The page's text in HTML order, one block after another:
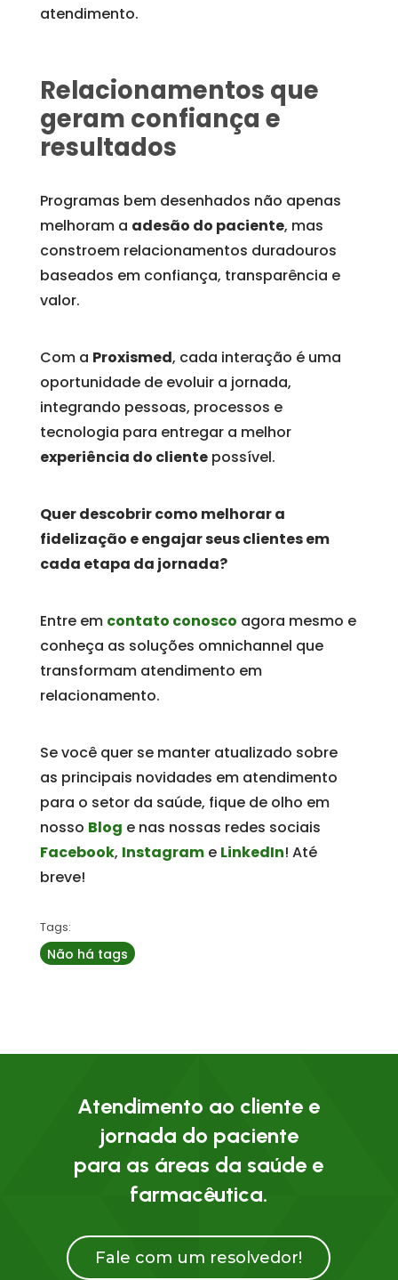
atendimento.
Relacionamentos que
geram confiança e
resultados
Programas bem desenhados não apenas
melhoram a adesão do paciente, mas
constroem relacionamentos duradouros
baseados em confiança, transparência e
valor.
Com a Proxismed, cada interação é uma
oportunidade de evoluir a jornada,
integrando pessoas, processos e
tecnologia para entregar a melhor
experiência do clientepossível.
Quer descobrir como melhorar a
fidelização e engajar seus clientes em
cada etapa da jornada?
Entre em contato conosco agora mesmo e
conheça as soluções omnichannel que
transformam atendimento em
relacionamento.
Se você quer se manter atualizado sobre
as principais novidades em atendimento
para o setor da saúde, fique de olho em
nosso Blog e nas nossas redes sociais
Facebook, Instagrame LinkedIn! Até
breve!
Tags:
Não há tags
Atendimento ao cliente e
jornada do paciente
para as áreas da saúde e
farmacêutica.
Fale com um resolvedor!